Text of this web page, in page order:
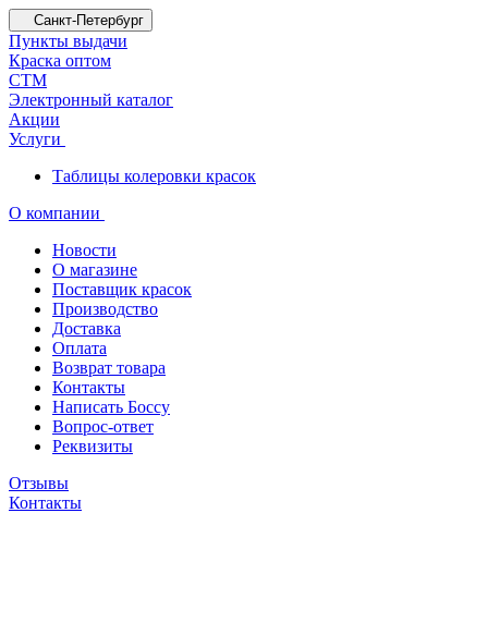
Санкт-Петербург
Пункты выдачи
Краска оптом
СТМ
Электронный каталог
Акции
Услуги
Таблицы колеровки красок
О компании
Новости
О магазине
Поставщик красок
Производство
Доставка
Оплата
Возврат товара
Контакты
Написать Боссу
Вопрос-ответ
Реквизиты
Отзывы
Контакты